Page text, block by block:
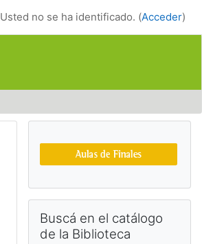
Usted no se ha identificado. (Acceder)
Buscá en el catálogo
de la Biblioteca